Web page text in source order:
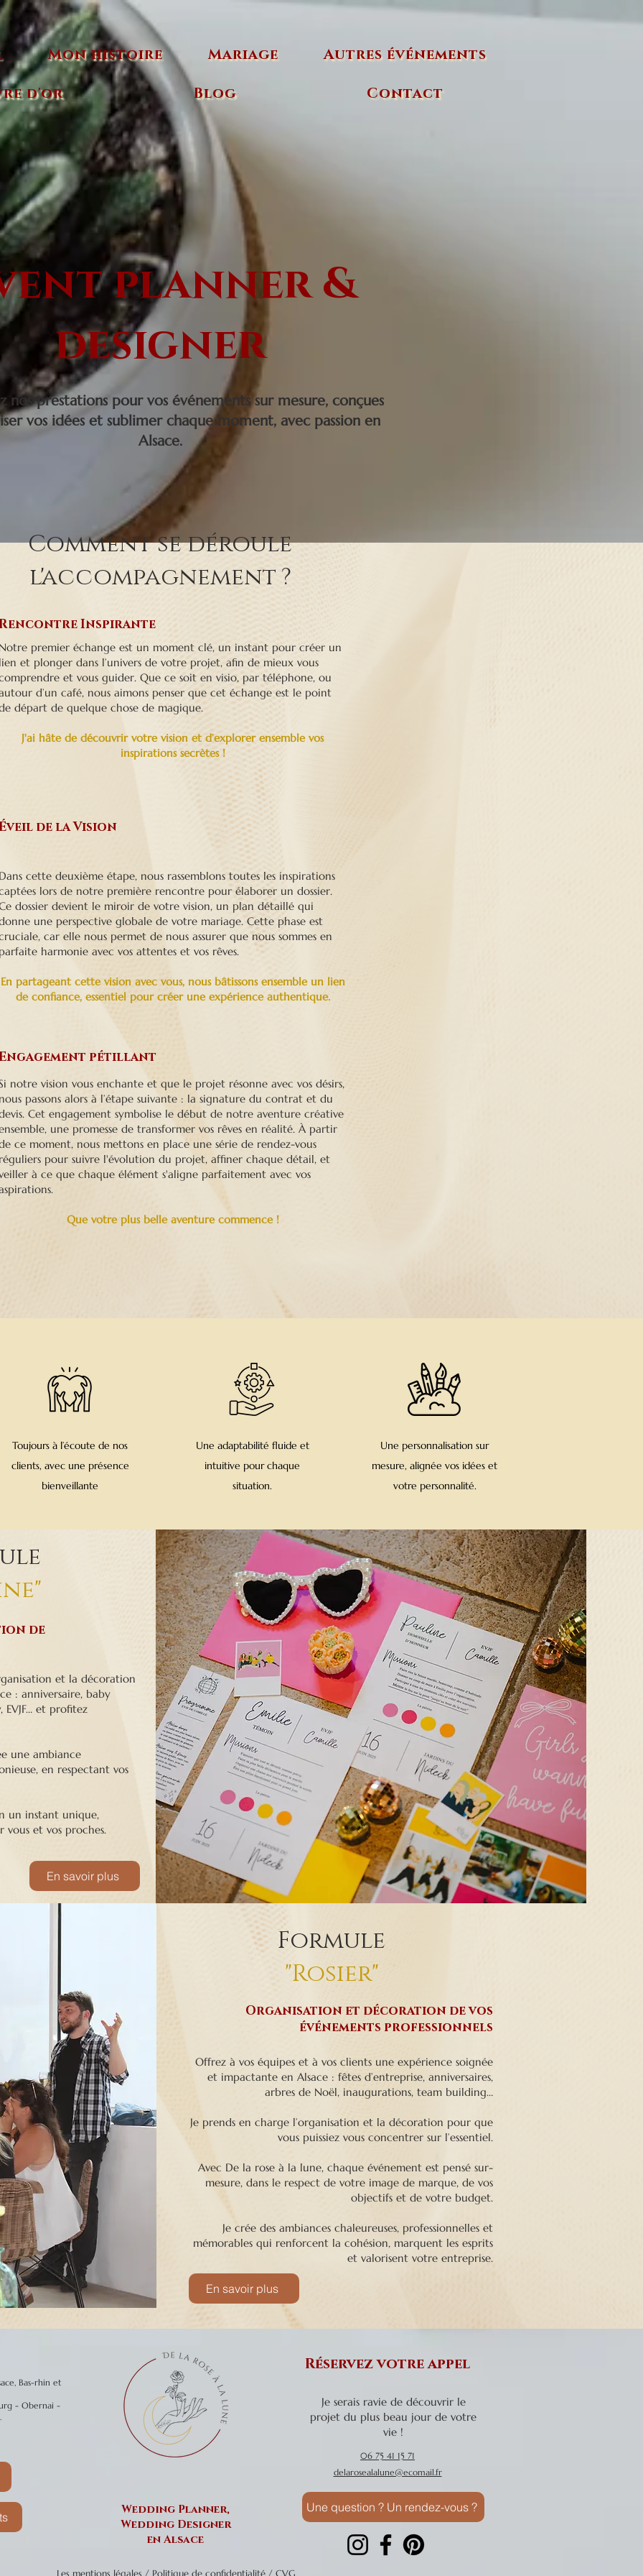
Mon histoire Mariage Autres événements
d'or Blog Contact
planner &
designer
nos prestations pour vos événements sur mesure, conçues
vos idées et sublimer chaque moment, avec passion en
Alsace.
Comment se déroule
l'accompagnement ?
Inspirante
premier échange est un moment clé, un instant pour créer un
et plonger dans l’univers de votre projet, afin de mieux vous
et vous guider. Que ce soit en visio, par téléphone, ou
d’un café, nous aimons penser que cet échange est le point
départ de quelque chose de magique.
J'ai hâte de découvrir votre vision et d’explorer ensemble vos
inspirations secrètes !
de la Vision
cette deuxième étape, nous rassemblons toutes les inspirations
lors de notre première rencontre pour élaborer un dossier.
dossier devient le miroir de votre vision, un plan détaillé qui
une perspective globale de votre mariage. Cette phase est
car elle nous permet de nous assurer que nous sommes en
harmonie avec vos attentes et vos rêves.
En partageant cette vision avec vous, nous bâtissons ensemble un lien
de confiance, essentiel pour créer une expérience authentique.
pétillant
notre vision vous enchante et que le projet résonne avec vos désirs,
passons alors à l’étape suivante : la signature du contrat et du
Cet engagement symbolise le début de notre aventure créative
une promesse de transformer vos rêves en réalité. À partir
ce moment, nous mettons en place une série de rendez-vous
pour suivre l'évolution du projet, affiner chaque détail, et
à ce que chaque élément s'aligne parfaitement avec vos
Que votre plus belle aventure commence !
Toujours à l’écoute de nos
clients, avec une présence
bienveillante
Une adaptabilité fluide et
intuitive pour chaque
situation.
Une personnalisation sur
mesure, alignée vos idées et
votre personnalité.
de
et la décoration
: anniversaire, baby
EVJF… et profitez
une ambiance
en respectant vos
un instant unique,
vous et vos proches.
En savoir plus
Formule
"Rosier"
Organisation et décoration devos
événements professionnels
Offrez à vos équipes et à vos clients une expérience soignée
et impactante en Alsace : fêtes d’entreprise, anniversaires,
arbres de Noël, inaugurations, team building…
Je prends en charge l’organisation et la décoration pour que
vous puissiez vous concentrer sur l’essentiel.
Avec De la rose à la lune, chaque événement est pensé sur-
mesure, dans le respect de votre image de marque, de vos
objectifs et de votre budget.
Je crée des ambiances chaleureuses, professionnelles et
mémorables qui renforcent la cohésion, marquent les esprits
et valorisent votre entreprise.
En savoir plus
Bas-rhin et
- Obernai -
Réservez votre appel
Je serais ravie de découvrir le
projet du plus beau jour de votre
vie !
06 75 41 15 71
delarosealalune@ecomail.fr
Wedding Planner,
Wedding Designer
en Alsace
Une question ? Un rendez-vous ?
Les mentions légales / Politique de confidentialité / CVG